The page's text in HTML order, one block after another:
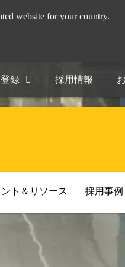
website for your country.
録 採用情報
ント＆リソース 採用事例